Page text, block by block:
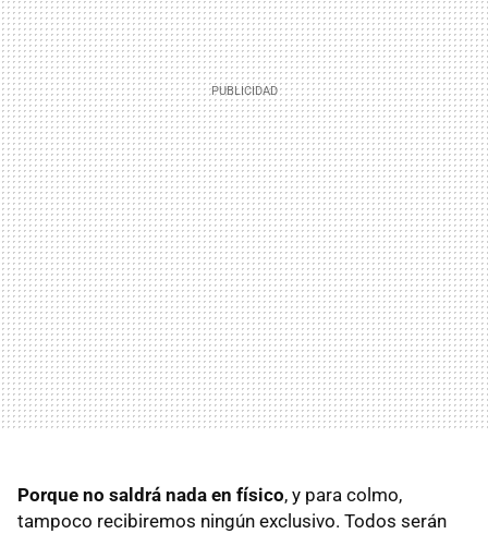
Porque no saldrá nada en físico, y para colmo,
tampoco recibiremos ningún exclusivo. Todos serán